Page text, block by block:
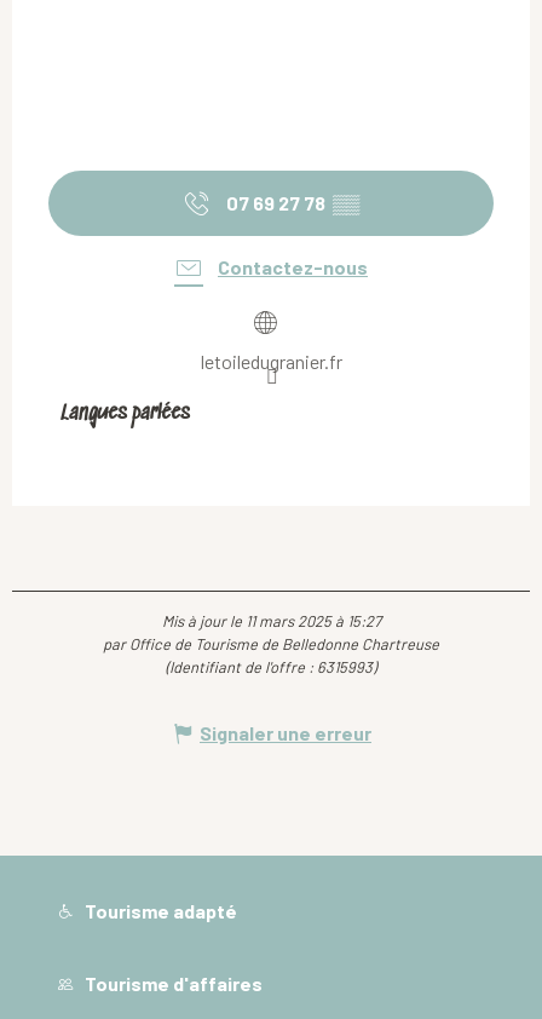
07 69 27 78 ▒▒
Contactez-nous
letoiledugranier.fr
Langues parlées
Langues parlées
Mis à jour le 11 mars 2025 à 15:27
par Office de Tourisme de Belledonne Chartreuse
(Identifiant de l'offre : 6315993)
Signaler une erreur
Tourisme adapté
Tourisme d'affaires